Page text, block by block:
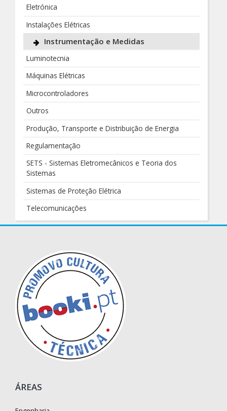
Eletrónica
Instalações Elétricas
Instrumentação e Medidas
Luminotecnia
Máquinas Elétricas
Microcontroladores
Outros
Produção, Transporte e Distribuição de Energia
Regulamentação
SETS - Sistemas Eletromecânicos e Teoria dos
Sistemas
Sistemas de Proteção Elétrica
Telecomunicações
ÁREAS